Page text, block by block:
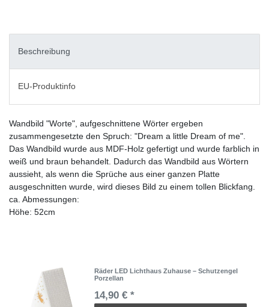
Beschreibung
EU-Produktinfo
Wandbild "Worte", aufgeschnittene Wörter ergeben
zusammengesetzte den Spruch: "Dream a little Dream of me".
Das Wandbild wurde aus MDF-Holz gefertigt und wurde farblich in
weiß und braun behandelt. Dadurch das Wandbild aus Wörtern
aussieht, als wenn die Sprüche aus einer ganzen Platte
ausgeschnitten wurde, wird dieses Bild zu einem tollen Blickfang.
ca. Abmessungen:
Höhe: 52cm
Räder LED Lichthaus Zuhause – Schutzengel
Porzellan
14,90 € *